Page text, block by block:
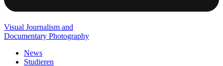
Visual Journalism and
Documentary Photography
News
Studieren